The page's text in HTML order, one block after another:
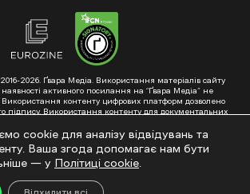
2026. Ґвара Медіа. Використання матеріалів сайту
активного посилання на “Ґвара Медіа” не
Використання контенту цифрових платформ дозволено
підпису. Використання контенту для документальних
медіа; ідентифікатор медіа – R40-01353. Поштова
61057, Харків, вул. Гоголя, 14, абонентська скринька
– hello@gwaramedia.com
cookie для аналізу відвідувань та
Ваша згода допомагає нам бути
— у Політиці cookie